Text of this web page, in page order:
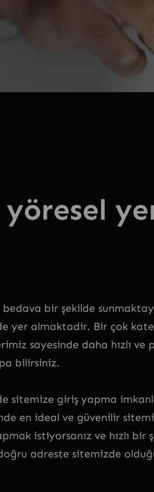
bir şekilde
yer almaktadir. Bir çok
sayesinde daha hızlı ve
bilirsiniz.
sitemize giriş yapma
en ideal ve güvenilir
istiyorsanız ve hızlı bir
adreste sitemizde